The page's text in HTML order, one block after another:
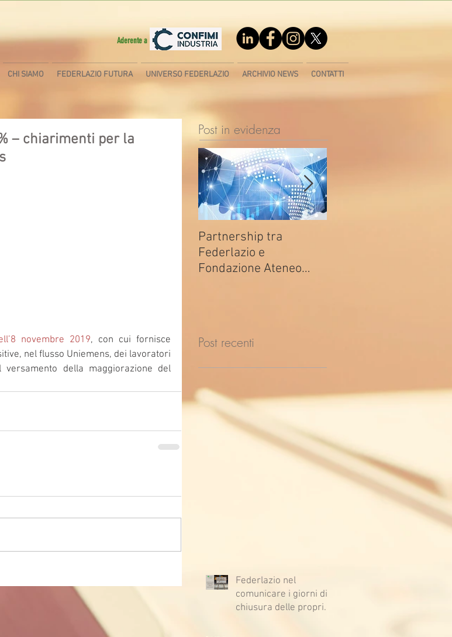
Aderente a
CHI SIAMO FEDERLAZIO FUTURA UNIVERSO FEDERLAZIO ARCHIVIO NEWS CONTATTI
– chiarimenti per la
novembre 2019, con cui fornisce
nel flusso Uniemens, dei lavoratori
della maggiorazione del
Post in evidenza
Partnership tra
Federlazio e
Fondazione Ateneo
Post recenti
Federlazio nel
comunicare i giorni di
chiusura delle proprie